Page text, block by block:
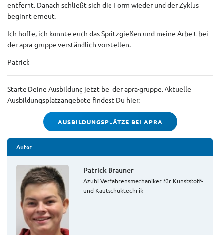
entfernt. Danach schließt sich die Form wieder und der Zyklus
beginnt erneut.
Ich hoffe, ich konnte euch das Spritzgießen und meine Arbeit bei
der apra-gruppe verständlich vorstellen.
Patrick
Starte Deine Ausbildung jetzt bei der apra-gruppe. Aktuelle
Ausbildungsplatzangebote findest Du hier:
AUSBILDUNGSPLÄTZE BEI APRA
Autor
Patrick Brauner
Azubi Verfahrensmechaniker für Kunststoff-
und Kautschuktechnik